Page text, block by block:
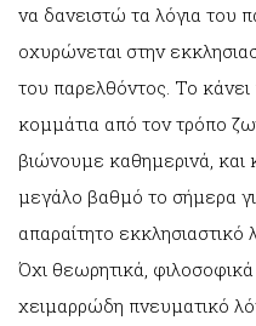
να δανειστώ τα λόγια του
οχυρώνεται στην
του παρελθόντος. Το
κομμάτια από τον τρόπο
βιώνουμε καθημερινά, και
μεγάλο βαθμό το σήμερα
απαραίτητο
Όχι θεωρητικά,
χειμαρρώδη πνευματικό